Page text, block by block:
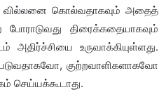
வில்லனை கொல்வதாகவும் அதைத்
திரைக்கதையாகவும்
உருவாக்கியுள்ளது.
குற்றவாளிகளாகவோ
செய்யக்கூடாது.